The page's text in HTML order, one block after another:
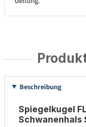
Beschreibung
Spiegelkugel
Schwanenhals